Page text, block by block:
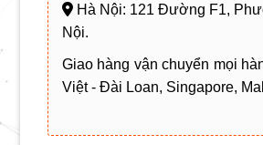
Hà Nội: 121 Đường F1,
Nội.
Giao hàng vận chuyển mọi
Việt - Đài Loan, Singapore,